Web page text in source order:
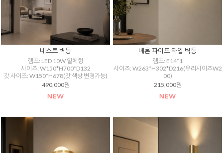
네스트 벽등
램프: LED 10W 일체형
사이즈: W150*H700*D132
갓 사이즈: W150*H678(갓 색상 변경가능)
490,000원
베론 파이프 타입 벽등
램프: E14*1
사이즈: W263*H302*D216(유리사이즈W2
00)
215,000원